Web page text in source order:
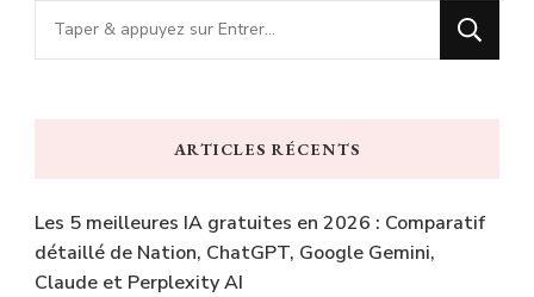
Vous
recherchiez
ARTICLES RÉCENTS
Les 5 meilleures IA gratuites en 2026 : Comparatif
détaillé de Nation, ChatGPT, Google Gemini,
Claude et Perplexity AI